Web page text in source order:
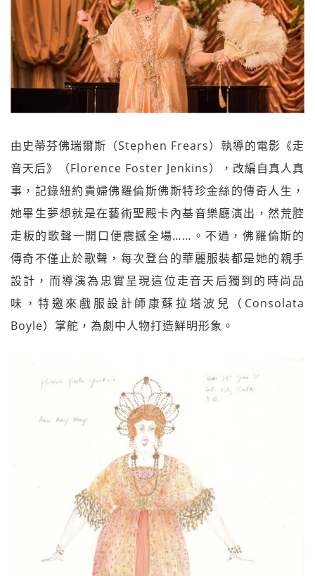
由史蒂芬佛瑞爾斯（Stephen Frears）執導的電影《走
音天后》（Florence Foster Jenkins），改編自真人真
事，記錄紐約貴婦佛羅倫斯佛斯特珍金絲的傳奇人生，
她畢生夢想就是在藝術聖殿卡內基音樂廳演出，然荒腔
走板的歌聲一開口便震撼全場……。不過，佛羅倫斯的
傳奇不僅止於歌聲，每次登台的華麗服裝都是她的親手
設計，而導演為忠實呈現這位走音天后獨到的時尚品
味，特邀來戲服設計師康蘇拉塔波兒（Consolata
Boyle）掌舵，為劇中人物打造鮮明形象。